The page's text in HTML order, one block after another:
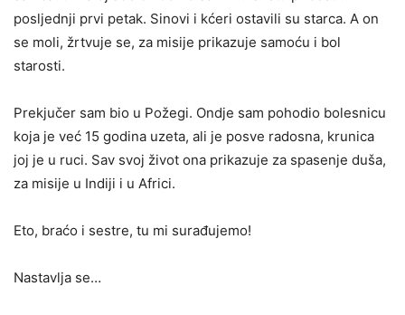
posljednji prvi petak. Sinovi i kćeri ostavili su starca. A on
se moli, žrtvuje se, za misije prikazuje samoću i bol
starosti.
Prekjučer sam bio u Požegi. Ondje sam pohodio bolesnicu
koja je već 15 godina uzeta, ali je posve radosna, krunica
joj je u ruci. Sav svoj život ona prikazuje za spasenje duša,
za misije u Indiji i u Africi.
Eto, braćo i sestre, tu mi surađujemo!
Nastavlja se…